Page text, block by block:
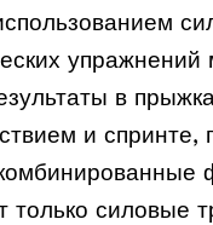
упражнений
в
и спринте,
только силовые